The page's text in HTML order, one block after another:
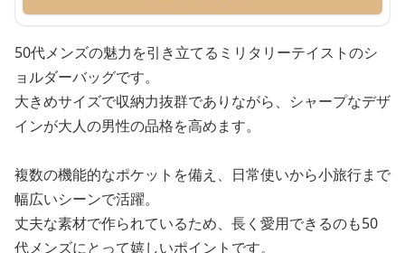
50代メンズの魅力を引き立てるミリタリーテイストのシ
ョルダーバッグです。
大きめサイズで収納力抜群でありながら、シャープなデザ
インが大人の男性の品格を高めます。
複数の機能的なポケットを備え、日常使いから小旅行まで
幅広いシーンで活躍。
丈夫な素材で作られているため、長く愛用できるのも50
代メンズにとって嬉しいポイントです。